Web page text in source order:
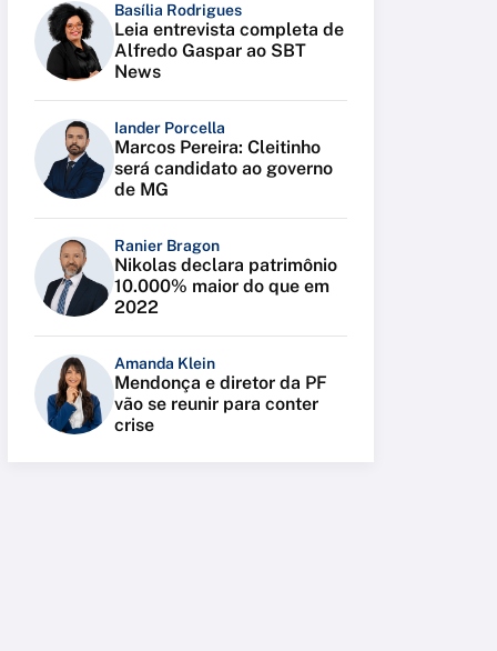
Basília Rodrigues
Leia entrevista completa de
Alfredo Gaspar ao SBT
News
Iander Porcella
Marcos Pereira: Cleitinho
será candidato ao governo
de MG
Ranier Bragon
Nikolas declara patrimônio
10.000% maior do que em
2022
Amanda Klein
Mendonça e diretor da PF
vão se reunir para conter
crise